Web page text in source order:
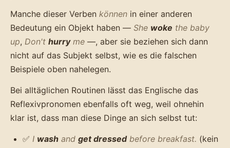
Manche dieser Verben können in einer anderen
Bedeutung ein Objekt haben — She woke the baby
up, Don't hurryme —, aber sie beziehen sich dann
nicht auf das Subjekt selbst, wie es die falschen
Beispiele oben nahelegen.
Bei alltäglichen Routinen lässt das Englische das
Reflexivpronomen ebenfalls oft weg, weil ohnehin
klar ist, dass man diese Dinge an sich selbst tut:
✅ I wash and get dressedbefore breakfast. (kein